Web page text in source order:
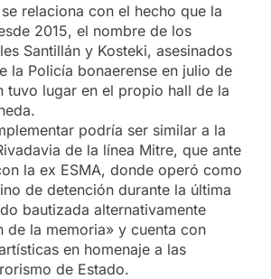
relaciona con el hecho que la
2015, el nombre de los
Santillán y Kosteki, asesinados
la Policía bonaerense en julio de
tuvo lugar en el propio hall de la
podría ser similar a la
de la línea Mitre, que ante
la ex ESMA, donde operó como
de detención durante la última
bautizada alternativamente
de la memoria» y cuenta con
en homenaje a las
de Estado.